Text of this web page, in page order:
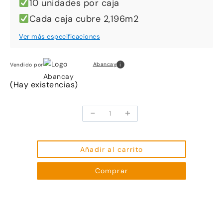
10 unidades por caja
Cada caja cubre 2,196m2
Vendido por Abancay i
(Hay existencias)
-
Piso
SPC
click
Cedro
5.5mm
+
Añadir al carrito
Comprar